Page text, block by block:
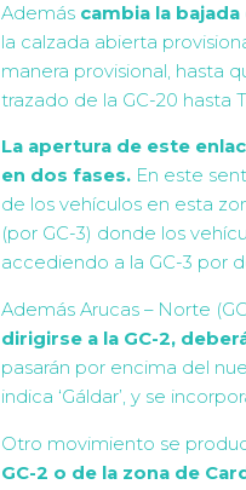
Además cambia la
la calzada abierta
manera provisional, hasta
trazado de la GC-20 hasta
La apertura de este
en dos fases. En este
de los vehículos en esta
(por GC-3) donde los
accediendo a la GC-3 por
Además Arucas – Norte
dirigirse a la GC-2,
pasarán por encima del
indica ‘Gáldar’, y se
Otro movimiento se
GC-2 o de la zona de